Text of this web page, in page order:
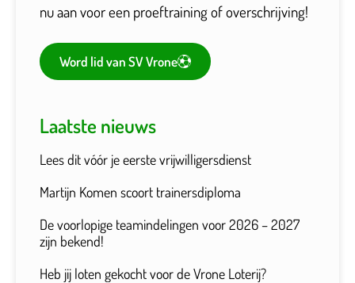
nu aan voor een proeftraining of overschrijving!
Word lid van SV Vrone
Laatste nieuws
Lees dit vóór je eerste vrijwilligersdienst
Martijn Komen scoort trainersdiploma
De voorlopige teamindelingen voor 2026 – 2027
zijn bekend!
Heb jij loten gekocht voor de Vrone Loterij?